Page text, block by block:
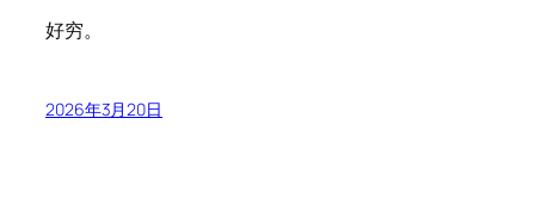
好穷。
2026年3月20日